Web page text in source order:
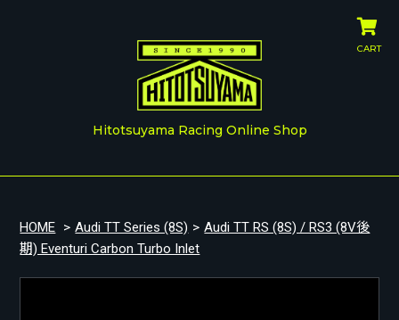
Hitotsuyama Racing Online Shop
CART
HOME > Audi TT Series (8S) > Audi TT RS (8S) / RS3 (8V後
期) Eventuri Carbon Turbo Inlet